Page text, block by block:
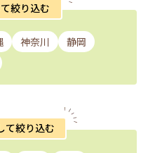
絞り込む
神奈川
静岡
て絞り込む